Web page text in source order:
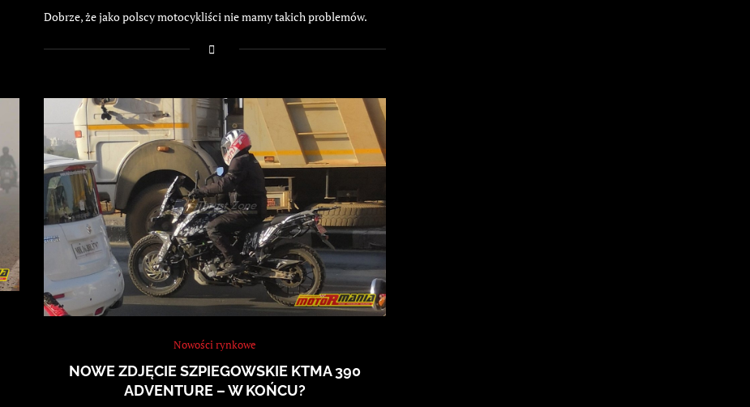
Dobrze, że jako polscy motocykliści nie mamy takich problemów.
Nowości rynkowe
NOWE ZDJĘCIE SZPIEGOWSKIE KTMA 390
ADVENTURE – W KOŃCU?